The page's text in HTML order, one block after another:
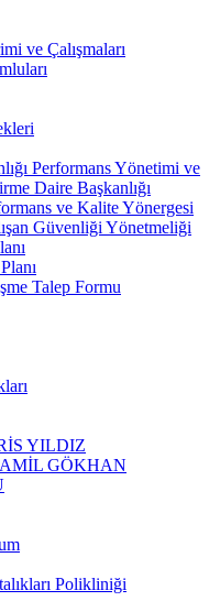
ve Çalışmaları
Performans Yönetimi ve
Daire Başkanlığı
ve Kalite Yönergesi
Güvenliği Yönetmeliği
Talep Formu
YILDIZ
GÖKHAN
Polikliniği